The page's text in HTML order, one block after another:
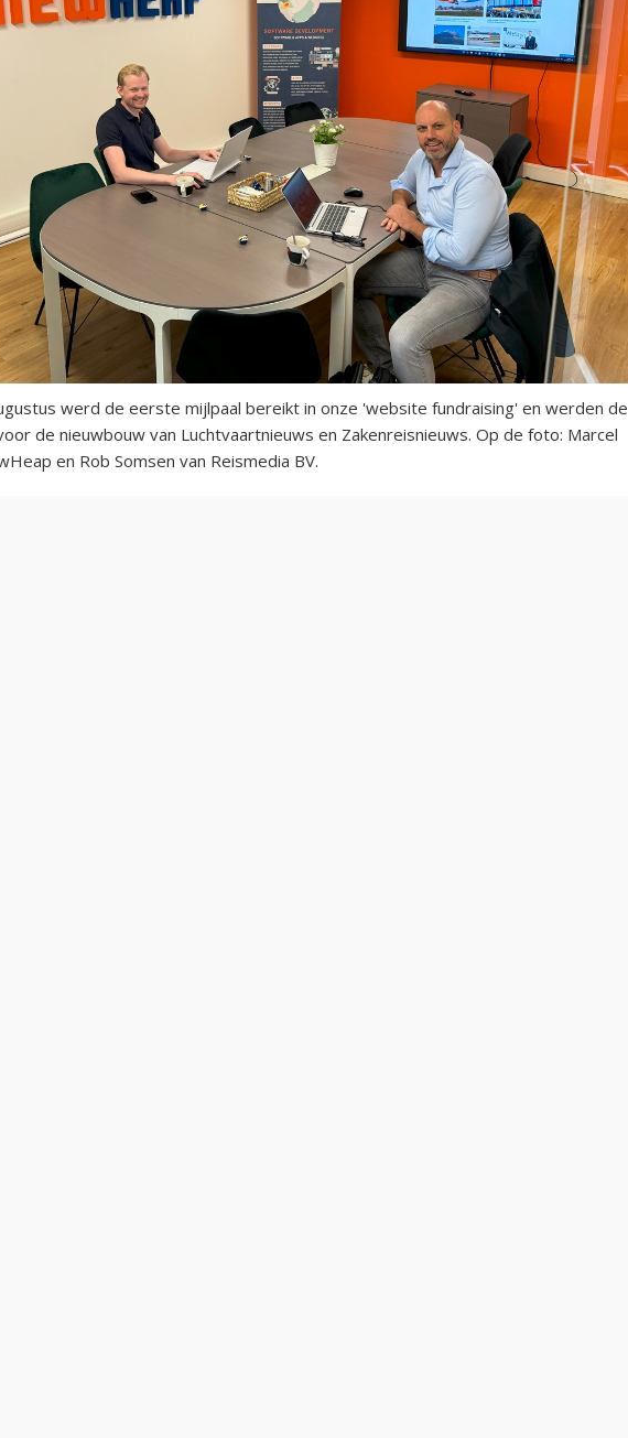
werd de eerste mijlpaal bereikt in onze 'website fundraising' en werden de
de nieuwbouw van Luchtvaartnieuws en Zakenreisnieuws. Op de foto: Marcel
en Rob Somsen van Reismedia BV.